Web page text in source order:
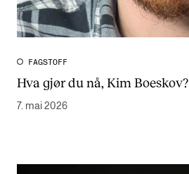
FAGSTOFF
Hva gjør du nå, Kim Boeskov?
7. mai 2026